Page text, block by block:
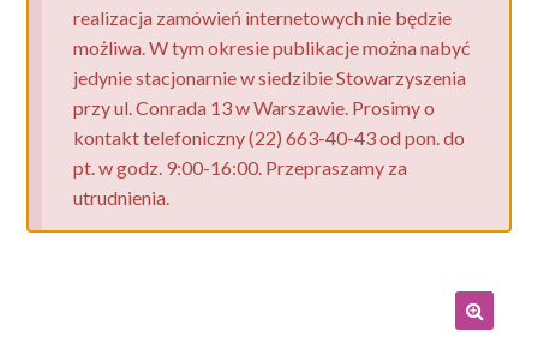
realizacja zamówień internetowych nie będzie
możliwa. W tym okresie publikacje można nabyć
jedynie stacjonarnie w siedzibie Stowarzyszenia
przy ul. Conrada 13 w Warszawie. Prosimy o
kontakt telefoniczny (22) 663-40-43 od pon. do
pt. w godz. 9:00-16:00. Przepraszamy za
utrudnienia.